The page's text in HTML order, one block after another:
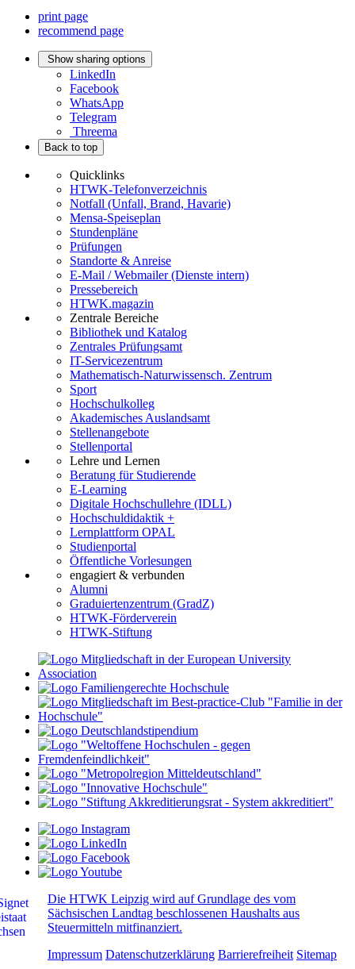
print page
recommend page
Show sharing options
LinkedIn
Facebook
WhatsApp
Telegram
Threema
Back to top
Quicklinks
HTWK-Telefonverzeichnis
Notfall (Unfall, Brand, Havarie)
Mensa-Speiseplan
Stundenpläne
Prüfungen
Standorte & Anreise
E-Mail / Webmailer (Dienste intern)
Pressebereich
HTWK.magazin
Zentrale Bereiche
Bibliothek und Katalog
Zentrales Prüfungsamt
IT-Servicezentrum
Mathematisch-Naturwissensch. Zentrum
Sport
Hochschulkolleg
Akademisches Auslandsamt
Stellenangebote
Stellenportal
Lehre und Lernen
Beratung für Studierende
E-Learning
Digitale Hochschullehre (IDLL)
Hochschuldidaktik +
Lernplattform OPAL
Studienportal
Öffentliche Vorlesungen
engagiert & verbunden
Alumni
Graduiertenzentrum (GradZ)
HTWK-Förderverein
HTWK-Stiftung
Die HTWK Leipzig wird auf Grundlage des vom
Sächsischen Landtag beschlossenen Haushalts aus
Steuermitteln mitfinanziert.
Impressum Datenschutzerklärung Barrierefreiheit Sitemap